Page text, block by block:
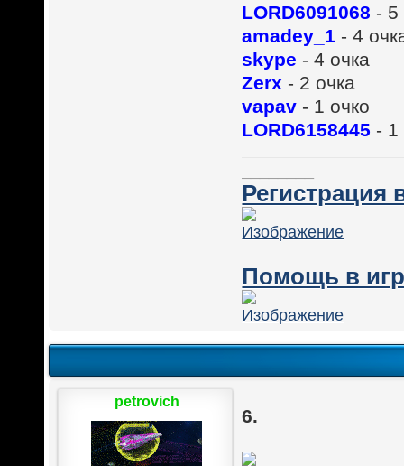
LORD6091068 - 5
amadey_1 - 4
skype - 4 очка
Zerx - 2 очка
vapav - 1 очко
LORD6158445 - 1
Регистрация
Помощь в
6.
petrovich